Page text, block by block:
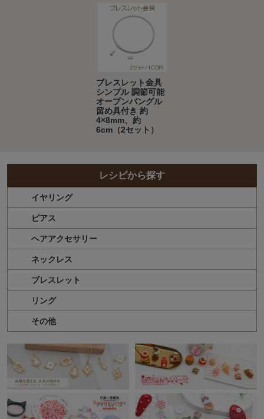
ブレスレット金具
シンプル 調節可能
オープンバングル
留め具付き 約
4×8mm、約
6cm（2セット）
レシピから探す
イヤリング
ピアス
ヘアアクセサリー
ネックレス
ブレスレット
リング
その他